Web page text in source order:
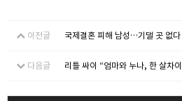
이전글 국제결혼 피해 남성…기댈 곳 없다
다음글 리틀 싸이 “엄마와 누나, 한 살차